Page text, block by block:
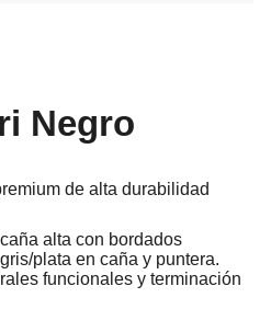
Negro
de alta durabilidad
alta con bordados
plata en caña y puntera.
funcionales y terminación